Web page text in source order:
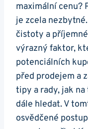
maximální cenu?
je zcela
čistoty a
výrazný faktor,
potenciálních
před prodejem a
tipy a rady, jak
dále hledat. V
osvědčené